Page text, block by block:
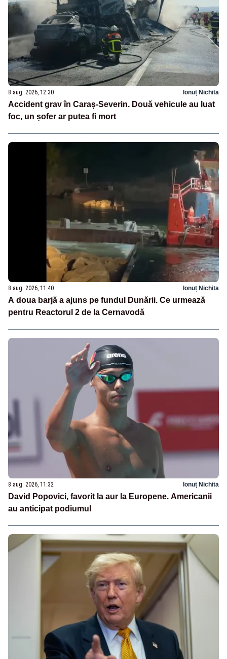
8 aug. 2026, 12:30 Ionuț Nichita
Accident grav în Caraș-Severin. Două vehicule au luat
foc, un șofer ar putea fi mort
8 aug. 2026, 11:40 Ionuț Nichita
A doua barjă a ajuns pe fundul Dunării. Ce urmează
pentru Reactorul 2 de la Cernavodă
8 aug. 2026, 11:32 Ionuț Nichita
David Popovici, favorit la aur la Europene. Americanii
au anticipat podiumul